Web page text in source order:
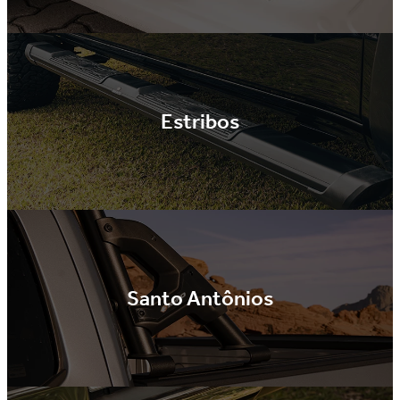
Estribos
Santo Antônios